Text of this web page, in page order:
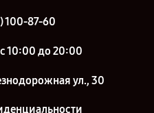
100-87-60
10:00 до 20:00
ул., 30